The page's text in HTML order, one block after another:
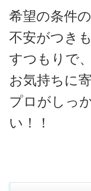
希望の条件
不安がつき
すつもりで
お気持ちに
プロがしっ
い！！